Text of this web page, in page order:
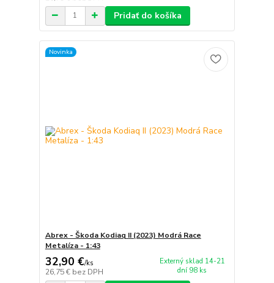
Pridať do košíka
Novinka
Abrex - Škoda Kodiaq II (2023) Modrá Race
Metalíza - 1:43
32,90 €/ks
26,75 € bez DPH
Externý sklad 14-21
dní 98 ks